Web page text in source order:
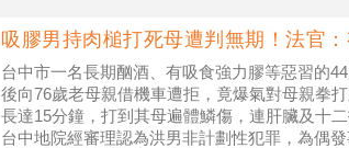
吸膠男持肉槌打死母遭判無期！法官：
台中市一名長期酗酒、有吸食強力膠等惡習的
後向76歲老母親借機車遭拒，竟爆氣對母親拳
長達15分鐘，打到其母遍體鱗傷，連肝臟及十
台中地院經審理認為洪男非計劃性犯罪，為偶